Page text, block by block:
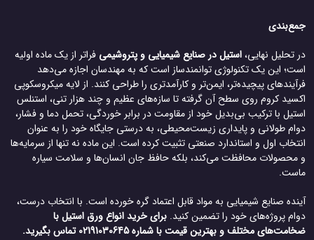
تحلیل نهایی،استیل در صنایع شیمیایی و پتروشیمیفراتر از یک ماده اولیه
این یک تکنولوژی توانمندساز است که به مهندسان اجازه می‌دهد
پیچیده‌تر، ایمن‌تر و کارآمدتری را طراحی کنند. از لایه میکروسکوپی
کروم روی سطح آن گرفته تا سازه‌های عظیم و چند هزار تنی، استنلس
با ترکیب بی‌بدیل خود از مقاومت در برابر خوردگی، تحمل دما و فشار،
طولانی و پایداری زیست‌محیطی، به درستی جایگاه خود را به عنوان
اول و استاندارد صنعتی تثبیت کرده است. این ماده نه تنها از سرمایه‌ها
محافظت می‌کند، بلکه حافظ جان انسان‌ها و سلامت سیاره
صنایع شیمیایی به مواد قابل اعتماد گره خورده است. با انتخاب درست،
پروژه‌های خود را تضمین کنید.برای خرید انواع ورق استیل با
مختلف و بهترین قیمت با شماره 02191030645 تماس بگیرید.